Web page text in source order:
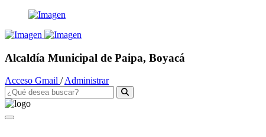
Alcaldía Municipal de Paipa, Boyacá
Acceso Gmail /Administrar